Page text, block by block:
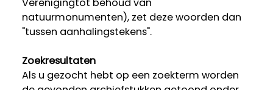
Verenigingtot behoud van
natuurmonumenten), zet deze woorden dan
"tussen aanhalingstekens".
Zoekresultaten
Als u gezocht hebt op een zoekterm worden